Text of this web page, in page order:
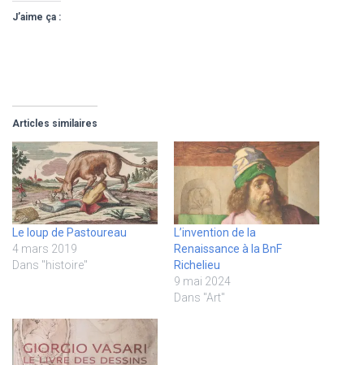
J’aime ça :
Articles similaires
Le loup de Pastoureau
4 mars 2019
Dans "histoire"
L’invention de la
Renaissance à la BnF
Richelieu
9 mai 2024
Dans "Art"